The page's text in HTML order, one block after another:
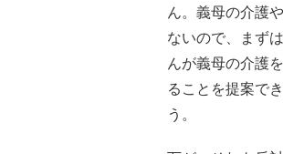
ん。義母の介護
ないので、まず
んが義母の介護
ることを提案で
う。